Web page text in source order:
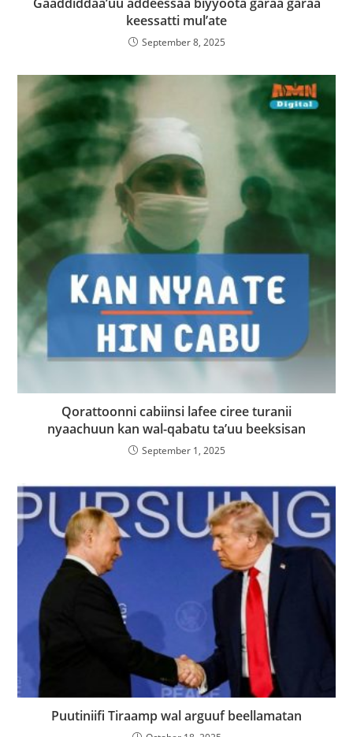
Gaaddiddaa’uu addeessaa biyyoota garaa garaa
keessatti mul’ate
September 8, 2025
Qorattoonni cabiinsi lafee ciree turanii
nyaachuun kan wal-qabatu ta’uu beeksisan
September 1, 2025
‎Puutiniifi Tiraamp wal arguuf beellamatan